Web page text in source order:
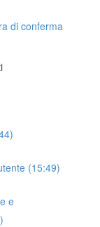
di conferma
(15:49)
e